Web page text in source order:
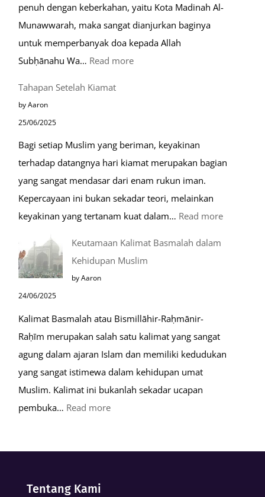
penuh dengan keberkahan, yaitu Kota Madinah Al-
Munawwarah, maka sangat dianjurkan baginya
untuk memperbanyak doa kepada Allah
Subḥānahu Wa… Read more:
Tahapan Setelah Kiamat
by Aaron
25/06/2025
Bagi setiap Muslim yang beriman, keyakinan
terhadap datangnya hari kiamat merupakan bagian
yang sangat mendasar dari enam rukun iman.
Kepercayaan ini bukan sekadar teori, melainkan
keyakinan yang tertanam kuat dalam… Read more:
Keutamaan Kalimat Basmalah dalam
Kehidupan Muslim
by Aaron
24/06/2025
Kalimat Basmalah atau Bismillāhir-Raḥmānir-
Raḥīm merupakan salah satu kalimat yang sangat
agung dalam ajaran Islam dan memiliki kedudukan
yang sangat istimewa dalam kehidupan umat
Muslim. Kalimat ini bukanlah sekadar ucapan
pembuka… Read more:
Tentang Kami